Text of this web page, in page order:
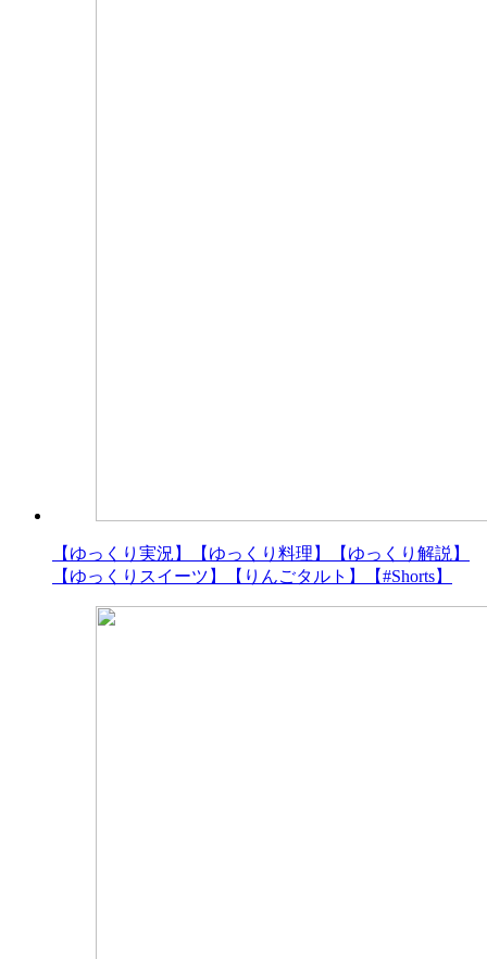
【ゆっくり実況】【ゆっくり料理】【ゆっくり解説】
【ゆっくりスイーツ】【りんごタルト】【#Shorts】